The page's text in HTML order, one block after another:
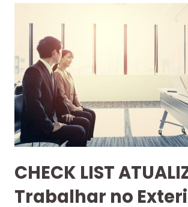
CHECK LIST
Trabalhar no